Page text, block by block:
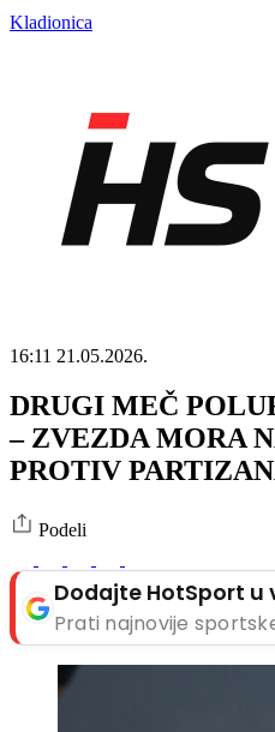
Kladionica
16:11 21.05.2026.
DRUGI MEČ
– ZVEZDA MORA
PROTIV
Podeli
Dodajte HotSport u
Prati najnovije